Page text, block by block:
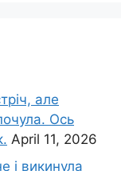
але
Ось
April 11, 2026
і викинула